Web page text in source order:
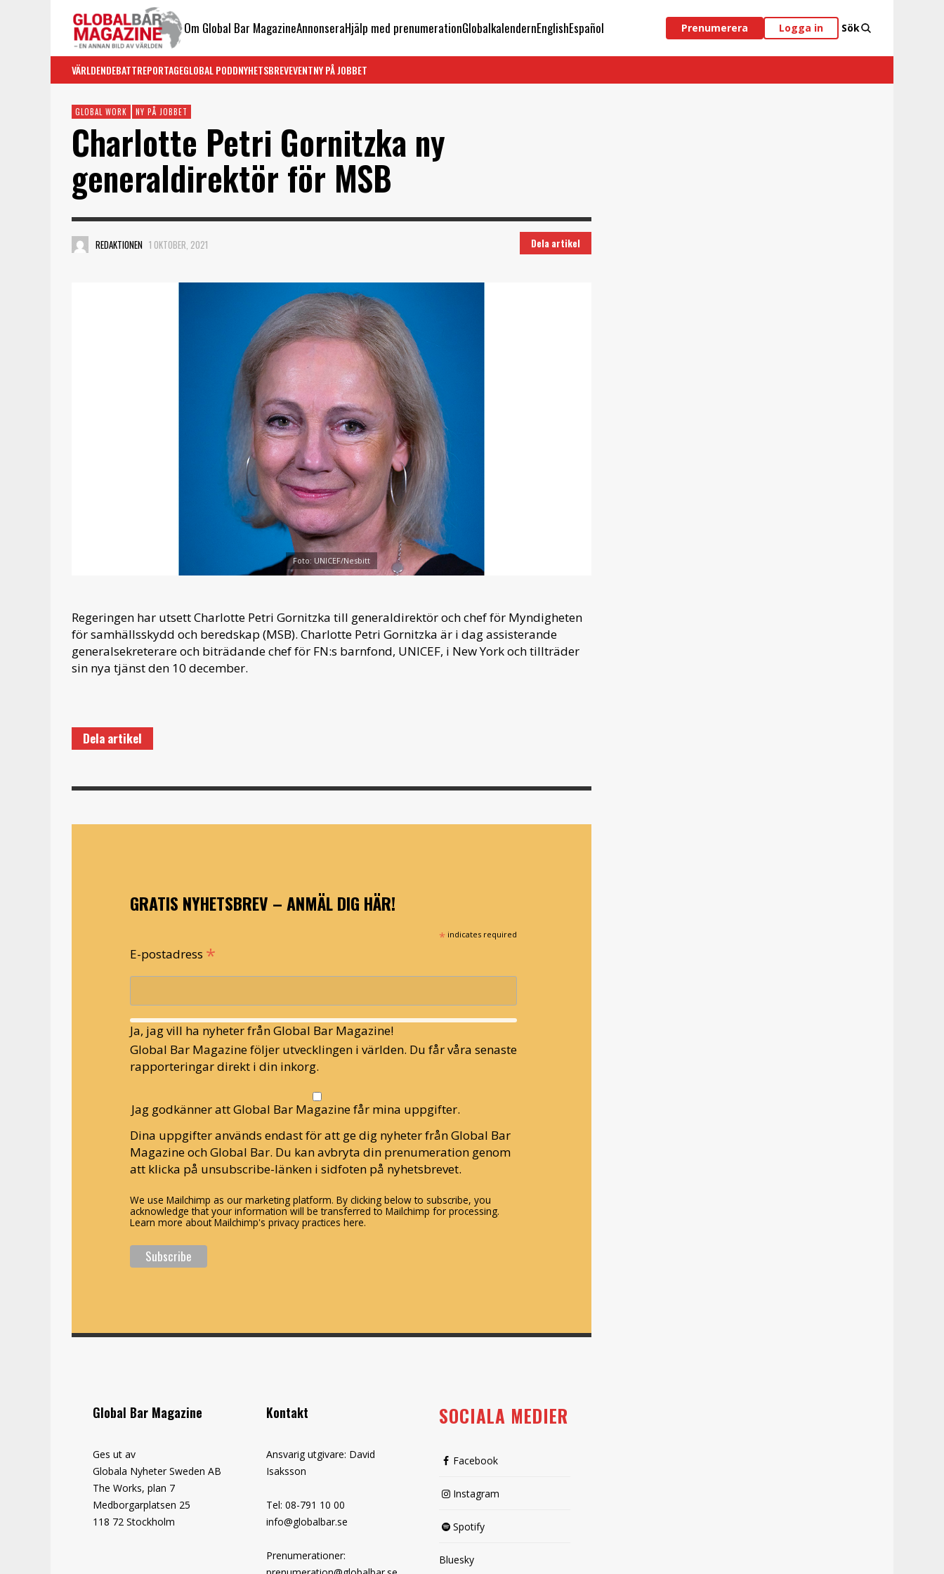
Om Global Bar MagazineAnnonseraHjälp med prenumerationGlobalkalendernEnglishEspañol Prenumerera Logga in Sök
VÄRLDENDEBATTREPORTAGEGLOBAL PODDNYHETSBREVEVENTNY PÅ JOBBET
GLOBAL WORK NY PÅ JOBBET
Charlotte Petri Gornitzka ny
generaldirektör för MSB
REDAKTIONEN 1 OKTOBER, 2021 Dela artikel
Foto: UNICEF/Nesbitt
Regeringen har utsett Charlotte Petri Gornitzka till general­direktör och chef för Myndig­heten
för sam­hälls­skydd och bered­skap (MSB). Charlotte Petri Gornitzka är i dag assiste­rande
general­sekre­terare och biträdande chef för FN:s barnfond, UNICEF, i New York och till­träder
sin nya tjänst den 10 december.
Dela artikel
GRATIS NYHETSBREV – ANMÄL DIG HÄR!
* indicates required
E-postadress *
Ja, jag vill ha nyheter från Global Bar Magazine!
Global Bar Magazine följer utvecklingen i världen. Du får våra senaste
rapporteringar direkt i din inkorg.
Jag godkänner att Global Bar Magazine får mina uppgifter.
Dina uppgifter används endast för att ge dig nyheter från Global Bar
Magazine och Global Bar. Du kan avbryta din prenumeration genom
att klicka på unsubscribe-länken i sidfoten på nyhetsbrevet.
We use Mailchimp as our marketing platform. By clicking below to subscribe, you
acknowledge that your information will be transferred to Mailchimp for processing.
Learn more about Mailchimp's privacy practices here.
Global Bar Magazine
Ges ut av
Globala Nyheter Sweden AB
The Works, plan 7
Medborgarplatsen 25
118 72 Stockholm
Kontakt
Ansvarig utgivare: David
Isaksson
Tel: 08-791 10 00
info@globalbar.se
Prenumerationer:
SOCIALA MEDIER
Facebook
Instagram
Spotify
Bluesky